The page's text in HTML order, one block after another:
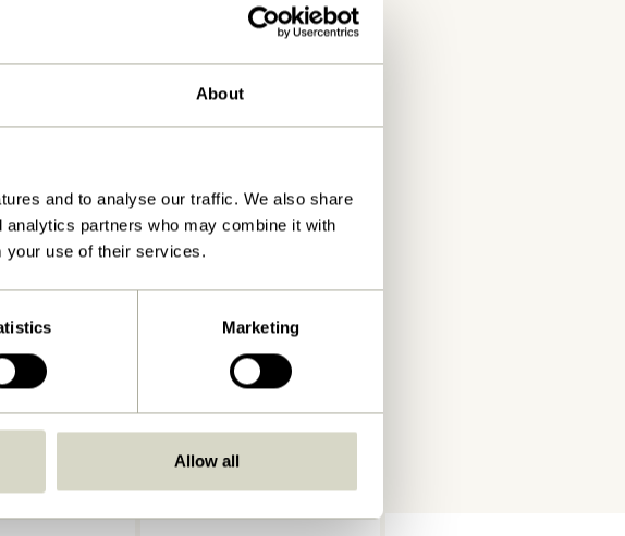
About
and to analyse our traffic. We also share
partners who may combine it with
your use of their services.
Marketing
Allow all